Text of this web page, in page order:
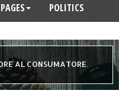
POLITICS
AL CONSUMATORE.